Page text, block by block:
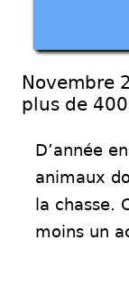
Novembre
plus de
D’année
animaux
la chasse.
moins un